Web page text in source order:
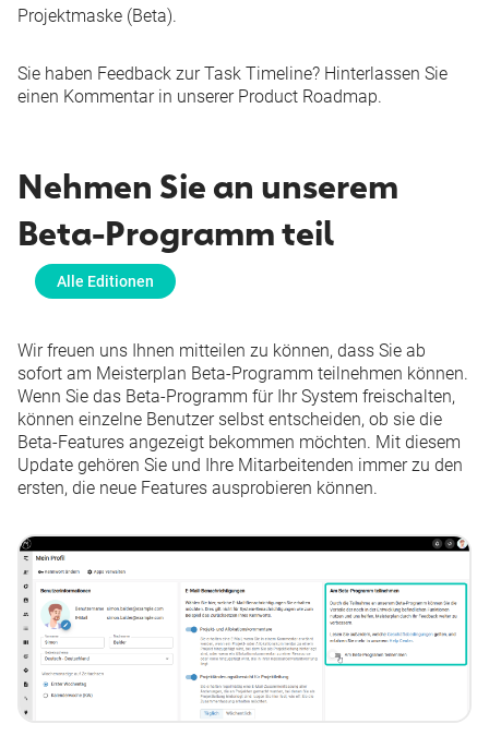
Projektmaske (Beta).
Sie haben Feedback zur Task Timeline? Hinterlassen Sie
einen Kommentar in unserer Product Roadmap.
Nehmen Sie an unserem
Beta-Programm teil
Alle Editionen
Wir freuen uns Ihnen mitteilen zu können, dass Sie ab
sofort am Meisterplan Beta-Programm teilnehmen können.
Wenn Sie das Beta-Programm für Ihr System freischalten,
können einzelne Benutzer selbst entscheiden, ob sie die
Beta-Features angezeigt bekommen möchten. Mit diesem
Update gehören Sie und Ihre Mitarbeitenden immer zu den
ersten, die neue Features ausprobieren können.